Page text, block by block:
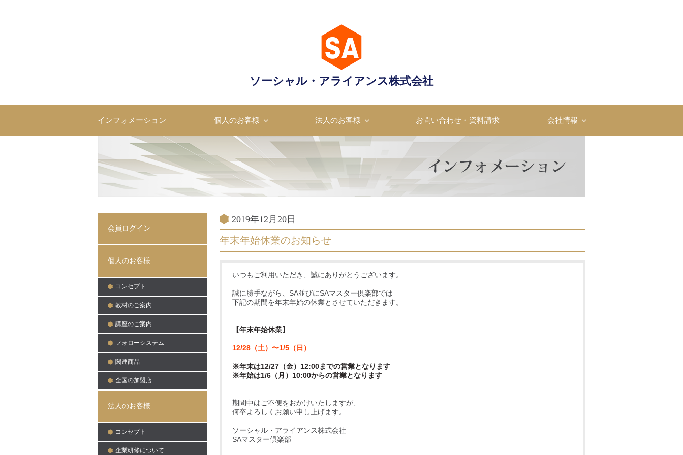
営業研修・育成ならソーシャル・アライアンス株式会社
コミュニケーションを技術として体系化した営業研修・人材育成のプロフェッショナルソーシャル・アライアンス株式会社
インフォメーション 個人のお客様 法人のお客様 お問い合わせ・資料請求 会社情報
投
稿
2019年12月20日
年末年始休業のお知らせ
いつもご利用いただき、誠にありがとうございます。
誠に勝手ながら、SA並びにSAマスター倶楽部では
下記の期間を年末年始の休業とさせていただきます。
【年末年始休業】
12/28（土）〜1/5（日）
※年末は12/27（金）12:00までの営業となります
※年始は1/6（月）10:00からの営業となります
期間中はご不便をおかけいたしますが、
何卒よろしくお願い申し上げます。
ソーシャル・アライアンス株式会社
SAマスター倶楽部
会員ログイン
個人のお客様
コンセプト
教材のご案内
講座のご案内
フォローシステム
関連商品
全国の加盟店
法人のお客様
コンセプト
企業研修について